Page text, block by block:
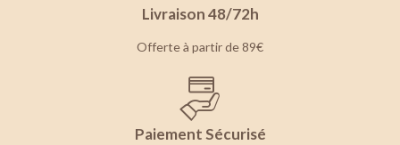
Livraison 48/72h
Offerte à partir de 89€
Paiement Sécurisé